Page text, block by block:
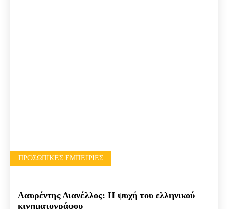
ΠΡΟΣΩΠΙΚΈΣ ΕΜΠΕΙΡΊΕΣ
Λαυρέντης Διανέλλος: Η ψυχή του ελληνικού
κινηματογράφου